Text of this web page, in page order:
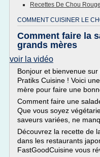
Recettes De Chou
COMMENT CUISINER LE
Comment faire la
grands mères
voir la vidéo
Bonjour et bienvenue
Pratiks Cuisine ! Voici
mère pour faire une
Comment faire une
Que vous soyez
saveurs variées, ne
Découvrez la recette de
dans les restaurants
FastGoodCuisine vous